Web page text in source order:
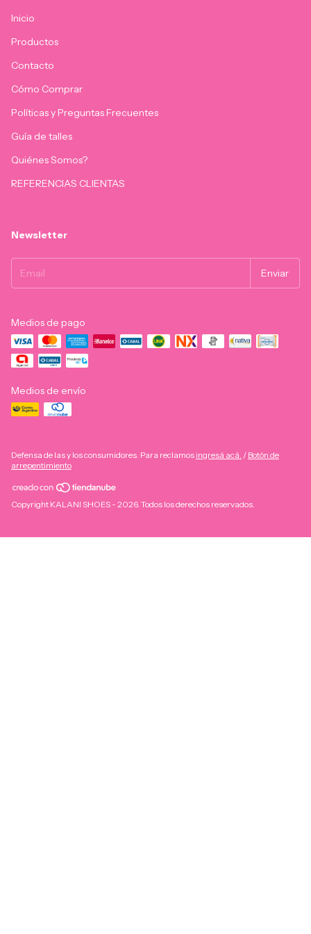
Inicio
Productos
Contacto
Cómo Comprar
Políticas y Preguntas Frecuentes
Guía de talles
Quiénes Somos?
REFERENCIAS CLIENTAS
Newsletter
Medios de pago
Medios de envío
Defensa de las y los consumidores. Para reclamos ingresá acá. / Botón de
arrepentimiento
Copyright KALANI SHOES - 2026. Todos los derechos reservados.